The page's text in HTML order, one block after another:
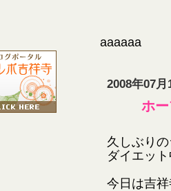
aaaaaa
2008年07月
ホ
久しぶり
ダイエッ
今日は吉